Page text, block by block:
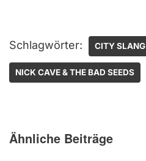
Schlagwörter: CITY SLANG
NICK CAVE & THE BAD SEEDS
Ähnliche Beiträge